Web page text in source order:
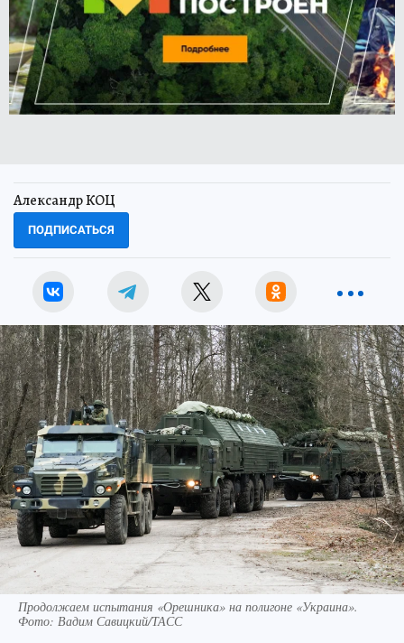
Александр КОЦ
ПОДПИСАТЬСЯ
Продолжаем испытания «Орешника» на полигоне «Украина».
Фото: Вадим Савицкий/ТАСС